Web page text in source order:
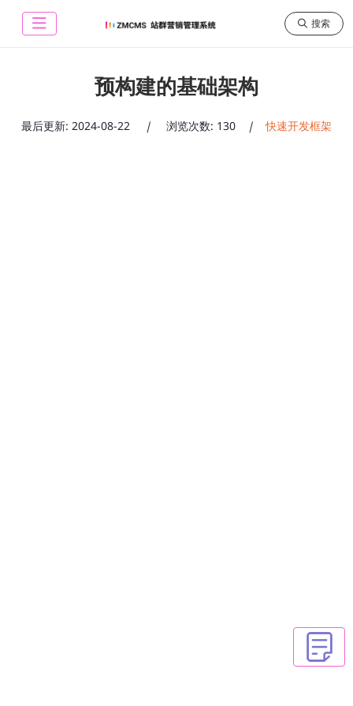
搜索
预构建的基础架构
最后更新: 2024-08-22 | 浏览次数: 130 | 快速开发框架